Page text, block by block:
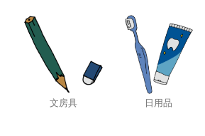
文房具 日用品